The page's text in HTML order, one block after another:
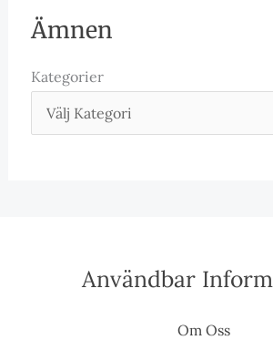
Ämnen
Kategorier
Användbar
Om Oss